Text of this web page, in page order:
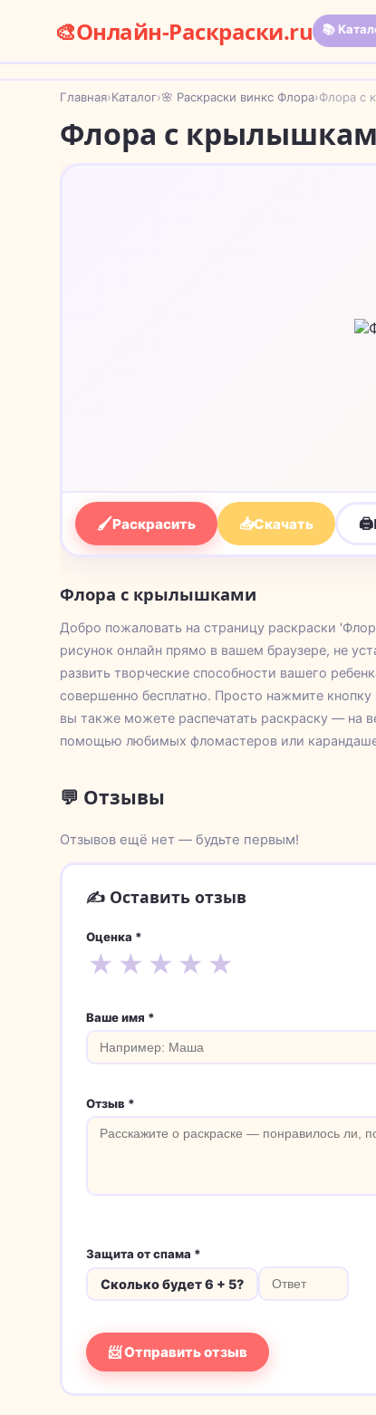
🎨Онлайн-Раскраски.ru 📚
Главная›Каталог›🌸 Раскраски винкс Флора›Флора с
Флора с
🖌Раскрасить 📥Скачать 🖨
Флора с крылышками
Добро пожаловать на страницу раскраски
рисунок онлайн прямо в вашем браузере, не
развить творческие способности вашего
совершенно бесплатно. Просто нажмите
вы также можете распечатать раскраску — на
помощью любимых фломастеров или
💬 Отзывы
Отзывов ещё нет — будьте первым!
✍️ Оставить отзыв
Оценка *
★ ★ ★ ★ ★
Ваше имя *
Отзыв *
Защита от спама *
Сколько будет 6 + 5?
📨 Отправить отзыв